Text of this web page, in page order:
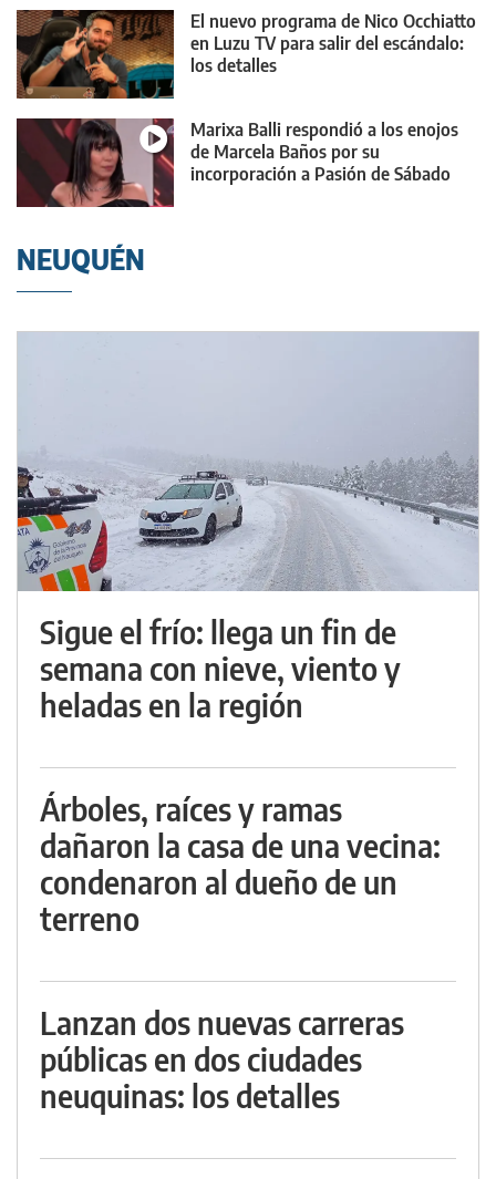
El nuevo programa de Nico Occhiatto
en Luzu TV para salir del escándalo:
los detalles
Marixa Balli respondió a los enojos
de Marcela Baños por su
incorporación a Pasión de Sábado
NEUQUÉN
Sigue el frío: llega un fin de
semana con nieve, viento y
heladas en la región
Árboles, raíces y ramas
dañaron la casa de una vecina:
condenaron al dueño de un
terreno
Lanzan dos nuevas carreras
públicas en dos ciudades
neuquinas: los detalles